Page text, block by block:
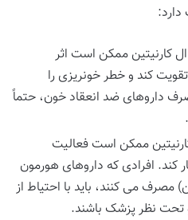
ال کارنیتین ممکن است اثر
تقویت کند و خطر خونریزی را
داروهای ضد انعقاد خون، حتماً
ممکن است فعالیت
کند. افرادی که داروهای هورمون
مصرف می کنند، باید با احتیاط از
و تحت نظر پزشک باشند.